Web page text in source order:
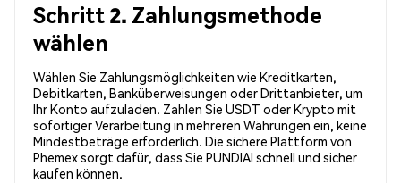
Schritt 2. Zahlungsmethode
wählen
Wählen Sie Zahlungsmöglichkeiten wie Kreditkarten,
Debitkarten, Banküberweisungen oder Drittanbieter, um
Ihr Konto aufzuladen. Zahlen Sie USDT oder Krypto mit
sofortiger Verarbeitung in mehreren Währungen ein, keine
Mindestbeträge erforderlich. Die sichere Plattform von
Phemex sorgt dafür, dass Sie PUNDIAI schnell und sicher
kaufen können.